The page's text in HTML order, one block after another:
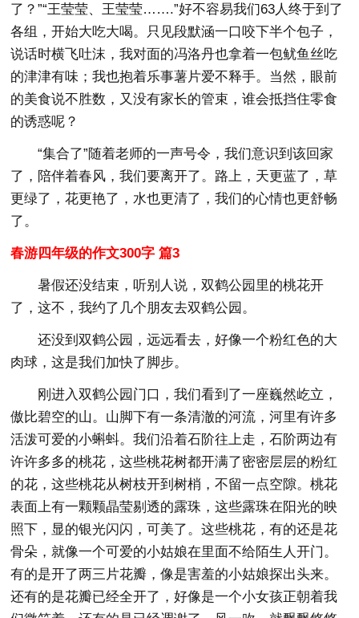
了？”“王莹莹、王莹莹…….”好不容易我们63人终于到了
各组，开始大吃大喝。只见段默涵一口咬下半个包子，
说话时横飞吐沫，我对面的冯洛丹也拿着一包鱿鱼丝吃
的津津有味；我也抱着乐事薯片爱不释手。当然，眼前
的美食说不胜数，又没有家长的管束，谁会抵挡住零食
的诱惑呢？
“集合了”随着老师的一声号令，我们意识到该回家
了，陪伴着春风，我们要离开了。路上，天更蓝了，草
更绿了，花更艳了，水也更清了，我们的心情也更舒畅
了。
春游四年级的作文300字 篇3
暑假还没结束，听别人说，双鹤公园里的桃花开
了，这不，我约了几个朋友去双鹤公园。
还没到双鹤公园，远远看去，好像一个粉红色的大
肉球，这是我们加快了脚步。
刚进入双鹤公园门口，我们看到了一座巍然屹立，
傲比碧空的山。山脚下有一条清澈的河流，河里有许多
活泼可爱的小蝌蚪。我们沿着石阶往上走，石阶两边有
许许多多的桃花，这些桃花树都开满了密密层层的粉红
的花，这些桃花从树枝开到树梢，不留一点空隙。桃花
表面上有一颗颗晶莹剔透的露珠，这些露珠在阳光的映
照下，显的银光闪闪，可美了。这些桃花，有的还是花
骨朵，就像一个可爱的小姑娘在里面不给陌生人开门。
有的是开了两三片花瓣，像是害羞的小姑娘探出头来。
还有的是花瓣已经全开了，好像是一个小女孩正朝着我